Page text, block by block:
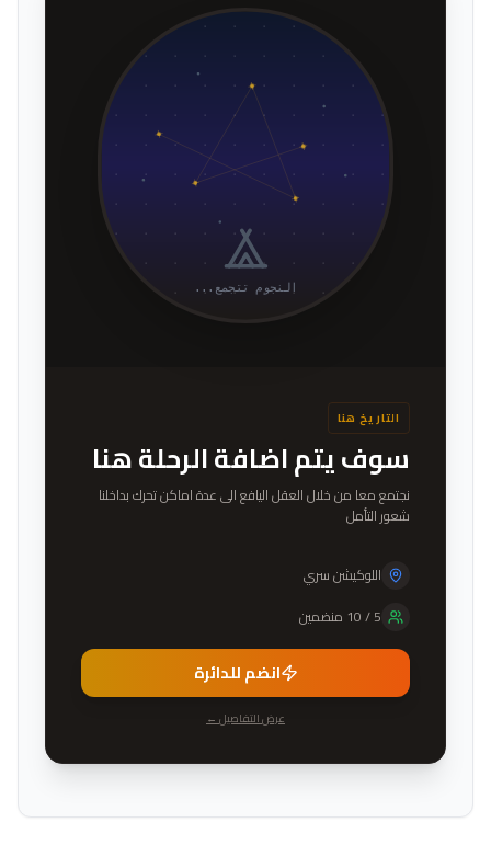
النجوم تتجمع...
التاريخ هنا
سوف يتم اضافة الرحلة هنا
نجتمع معا من خلال العقل اليافع الى عدة اماكن تحرك بداخلنا
شعور التأمل
اللوكيشن سري
5
/
10 منضمين
انضم للدائرة
عرض التفاصيل ←